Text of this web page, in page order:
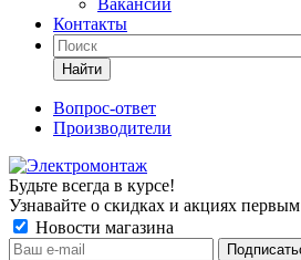
Вакансии
Контакты
Найти
Вопрос-ответ
Производители
Будьте всегда в курсе!
Узнавайте о скидках и акциях первым
Новости магазина